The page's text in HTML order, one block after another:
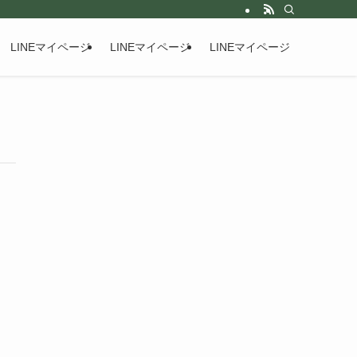
LINEマイページ LINEマイページ LINEマイページ